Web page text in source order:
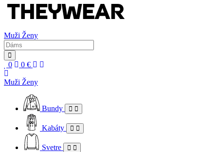
Muži Ženy
0 0 €
Muži Ženy
Bundy
Kabáty
Svetre